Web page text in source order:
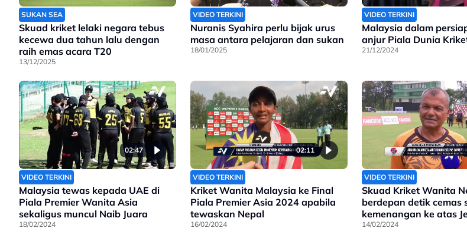
SUKAN SEA
Skuad kriket lelaki negara tebus
kecewa dua tahun lalu dengan
raih emas acara T20
13/12/2025
VIDEO TERKINI
Nuranis Syahira perlu bijak urus
masa antara pelajaran dan sukan
18/01/2025
VIDEO TERKINI
Malaysia dalam
anjur Piala Dunia
21/12/2024
02:47
VIDEO TERKINI
Malaysia tewas kepada UAE di
Piala Premier Wanita Asia
sekaligus muncul Naib Juara
18/02/2024
02:11
VIDEO TERKINI
Kriket Wanita Malaysia ke Final
Piala Premier Asia 2024 apabila
tewaskan Nepal
16/02/2024
VIDEO TERKINI
Skuad Kriket Wanita
berdepan detik cemas
kemenangan ke atas
14/02/2024